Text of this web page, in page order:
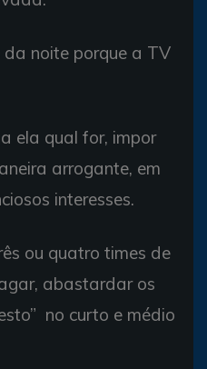
noite porque a TV
ela qual for, impor
arrogante, em
interesses.
ou quatro times de
abastardar os
no curto e médio